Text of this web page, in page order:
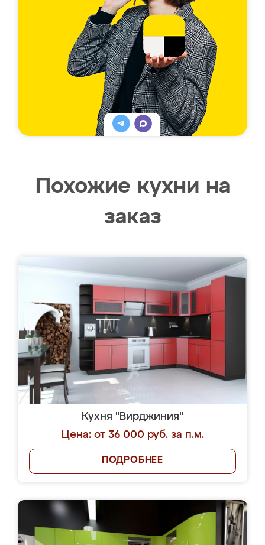
Похожие кухни на
заказ
Кухня "Вирджиния"
Цена: от 36 000 руб. за п.м.
ПОДРОБНЕЕ